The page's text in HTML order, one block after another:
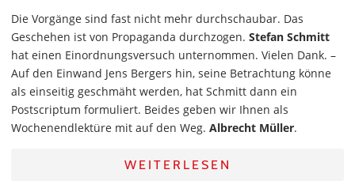
Die Vorgänge sind fast nicht mehr durchschaubar. Das
Geschehen ist von Propaganda durchzogen. Stefan Schmitt
hat einen Einordnungsversuch unternommen. Vielen Dank. –
Auf den Einwand Jens Bergers hin, seine Betrachtung könne
als einseitig geschmäht werden, hat Schmitt dann ein
Postscriptum formuliert. Beides geben wir Ihnen als
Wochenendlektüre mit auf den Weg. Albrecht Müller.
WEITERLESEN